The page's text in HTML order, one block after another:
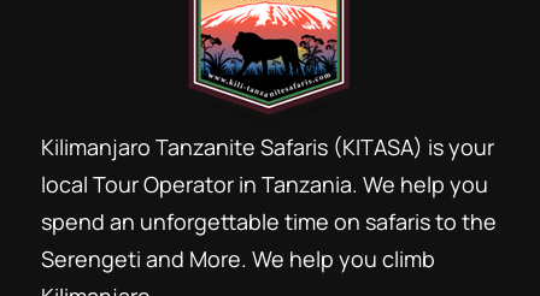
Randonnée Aventure
Randonnées autour du Kilimanjaro
Rejoignez le groupe Kilimandjaro
Toutes les randonnées à l'intérieur du parc
national de Tanzanie
treks et ascensions du Kilimandjaro
ucpa kilimandjaro
Kilimanjaro Tanzanite Safaris (KITASA) is your
local Tour Operator in Tanzania. We help you
spend an unforgettable time on safaris to the
Serengeti and More. We help you climb